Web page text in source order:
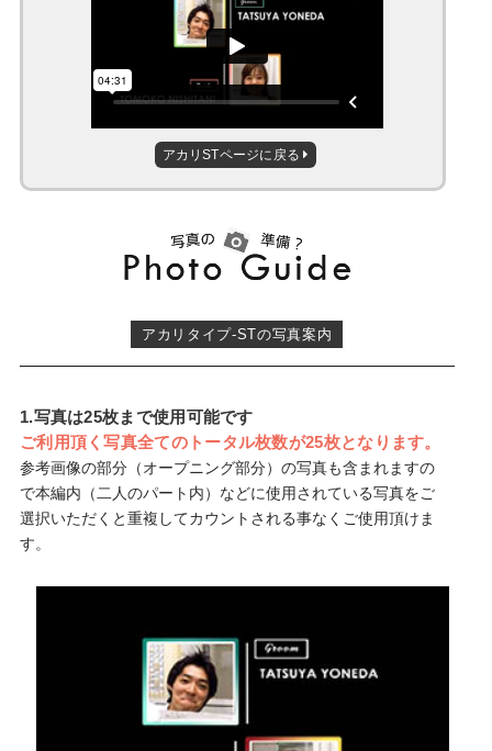
アカリSTページに戻る
アカリタイプ-STの写真案内
1.写真は25枚まで使用可能です
ご利用頂く写真全てのトータル枚数が25枚となります。
参考画像の部分（オープニング部分）の写真も含まれますの
で本編内（二人のパート内）などに使用されている写真をご
選択いただくと重複してカウントされる事なくご使用頂けま
す。